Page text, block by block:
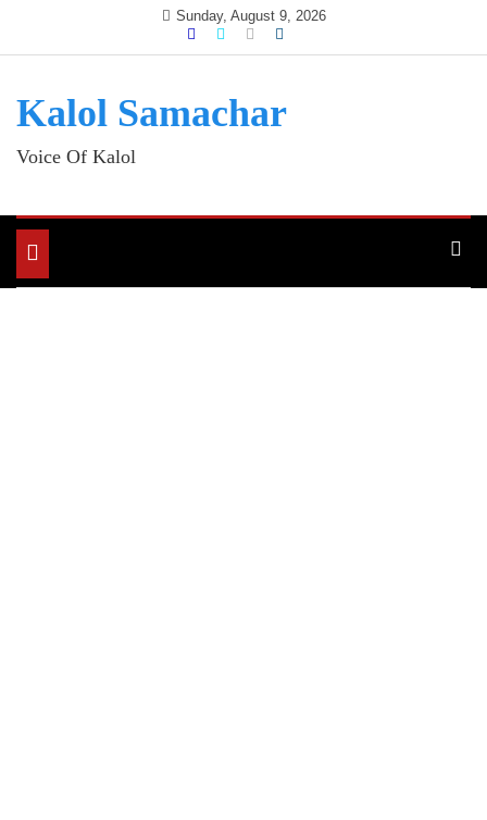
Sunday, August 9, 2026
Kalol Samachar
Voice Of Kalol
Toggle
navigation